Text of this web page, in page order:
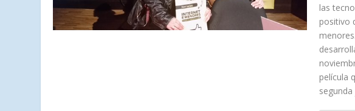
las
positivo
película